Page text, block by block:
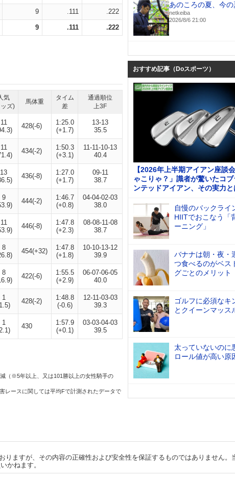
9 .111 .222
9 .111 .222
気
ズ)
馬体重
タイム
差
通過順位
上3F
11
428(-6)
1:25.0
(+1.7)
13-13
35.5
11
434(-2)
1:50.3
(+3.1)
11-11-10-13
40.4
13
436(-8)
1:27.0
(+1.7)
09-11
38.7
9
444(-2)
1:46.7
(+0.8)
04-04-02-03
38.0
11
446(-8)
1:47.8
(+2.3)
08-08-11-08
38.7
8
454(+32)
1:47.8
(+1.8)
10-10-13-12
39.9
8
422(-6)
1:55.5
(+2.9)
06-07-06-05
40.0
1
428(-2)
1:48.8
(-0.6)
12-11-03-03
39.3
1
430
1:57.9
(+0.1)
03-03-04-03
39.5
（※5年以上、又は101勝以上の女性騎手の
レースに関しては平均Fで計測されたデータで
あのころの夏、今
netkeiba
2026/8/6 21:00
おすすめ記事（Doスポーツ）
【2026年上半期アイアン座談
ゃこりゃ？」識者が驚いたコブ
ンテッドアイアン、その実力と
自慢のバックライ
HIITでおこなう「
ーニング」
バナナは朝・夜・
つ食べるのがベス
グごとのメリット
ゴルフに必須なキ
とクイーンマッス
太っていないのに
ロール値が高い原
ますが、その内容の正確性および安全性を保証するものではありません。
かねます。